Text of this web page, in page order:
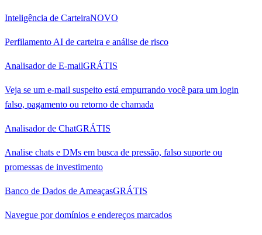
Inteligência de CarteiraNOVO
Perfilamento AI de carteira e análise de risco
Analisador de E-mailGRÁTIS
Veja se um e-mail suspeito está empurrando você para um login
falso, pagamento ou retorno de chamada
Analisador de ChatGRÁTIS
Analise chats e DMs em busca de pressão, falso suporte ou
promessas de investimento
Banco de Dados de AmeaçasGRÁTIS
Navegue por domínios e endereços marcados